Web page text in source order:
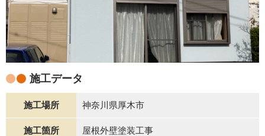
施工データ
施工場所 神奈川県厚木市
施工箇所 屋根外壁塗装工事